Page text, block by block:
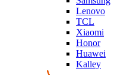
Lenovo
TCL
Xiaomi
Honor
Huawei
Kalley